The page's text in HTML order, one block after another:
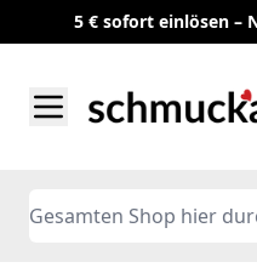
5 € sofort einlösen –
Search